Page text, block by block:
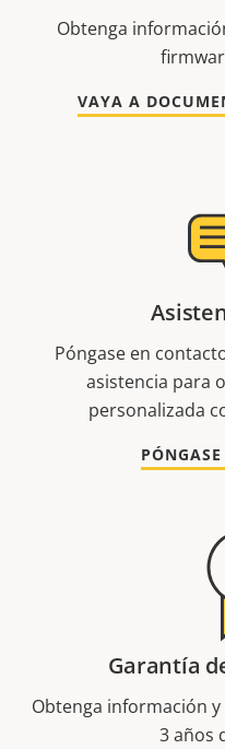
Obtenga
VAYA A
Póngase en
asistencia para
personalizada
Garantía
Obtenga información
3 años